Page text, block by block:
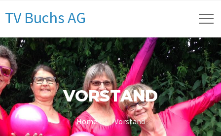
TV Buchs AG
VORSTAND
Home Vorstand